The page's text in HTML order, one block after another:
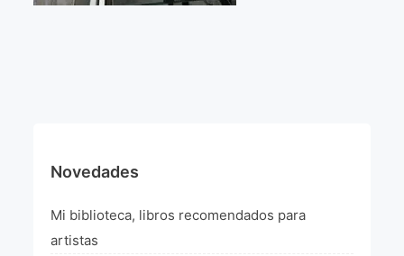
L’art Colombien à Paris 2019
Novedades
Mi biblioteca, libros recomendados para
artistas